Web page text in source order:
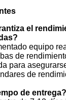
el
equipo
de
para
de
de entrega?